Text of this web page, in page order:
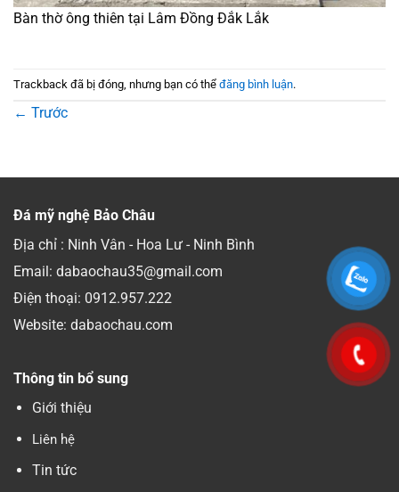
Bàn thờ ông thiên tại Lâm Đồng Đắk Lắk
Trackback đã bị đóng, nhưng bạn có thể đăng bình luận.
← Trước
Đá mỹ nghệ Bảo Châu
Địa chỉ : Ninh Vân - Hoa Lư - Ninh Bình
Email: dabaochau35@gmail.com
Điện thoại: 0912.957.222
Website: dabaochau.com
Thông tin bổ sung
Giới thiệu
Liên hệ
Tin tức